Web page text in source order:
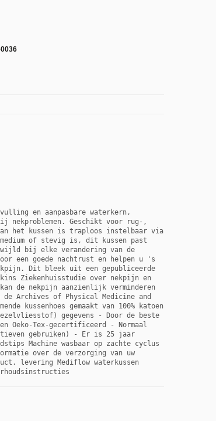
en aanpasbare waterkern,
nekproblemen. Geschikt voor rug-,
het kussen is traploos instelbaar via
of stevig is, dit kussen past
bij elke verandering van de
een goede nachtrust en helpen u 's
Dit bleek uit een gepubliceerde
Ziekenhuisstudie over nekpijn en
de nekpijn aanzienlijk verminderen
Archives of Physical Medicine and
kussenhoes gemaakt van 100% katoen
gegevens - Door de beste
Oeko-Tex-gecertificeerd - Normaal
gebruiken) - Er is 25 jaar
Machine wasbaar op zachte cyclus
over de verzorging van uw
levering Mediflow waterkussen